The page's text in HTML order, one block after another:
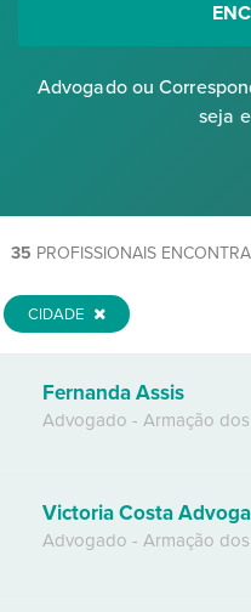
Advogado ou
seja
35 PROFISSIONAIS
CIDADE
Fernanda Assis
Advogado - Armação
Victoria Costa
Advogado - Armação